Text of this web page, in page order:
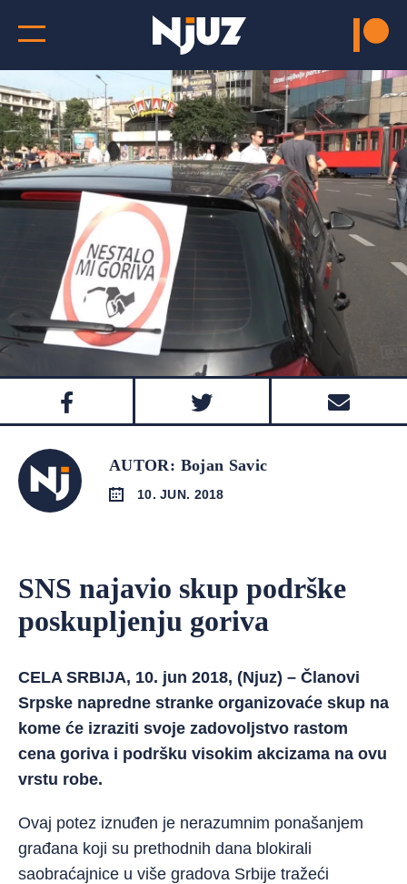
AUTOR: Bojan Savic
10. JUN. 2018
SNS najavio skup podrške
poskupljenju goriva
CELA SRBIJA, 10. jun 2018, (Njuz) – Članovi
Srpske napredne stranke organizovaće skup na
kome će izraziti svoje zadovoljstvo rastom
cena goriva i podršku visokim akcizama na ovu
vrstu robe.
Ovaj potez iznuđen je nerazumnim ponašanjem
građana koji su prethodnih dana blokirali
saobraćajnice u više gradova Srbije tražeći